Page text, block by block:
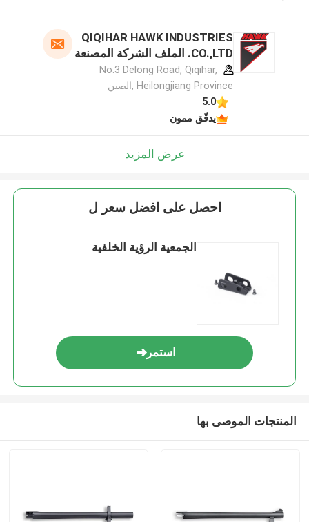
QIQIHAR HAWK INDUSTRIES
CO.,LTD. الملف الشركة المصنعة
No.3 Delong Road, Qiqihar,
Heilongjiang Province ,الصين
5.0
يدقّق ممون
عرض المزيد
احصل على افضل سعر ل
الجمعية الرؤية الخلفية
استمر
المنتجات الموصى بها